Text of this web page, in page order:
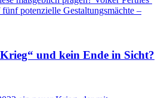
potenzielle Gestaltungsmächte –
und kein Ende in Sicht?